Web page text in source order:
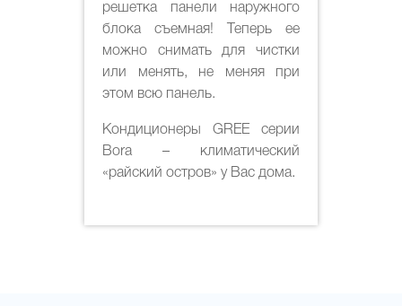
решетка панели наружного
блока съемная! Теперь ее
можно снимать для чистки
или менять, не меняя при
этом всю панель.
Кондиционеры GREE серии
Bora – климатический
«райский остров» у Вас дома.